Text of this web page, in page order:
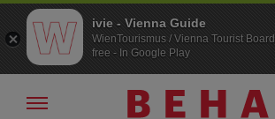
Показать/
ivie - Vienna Guide
WienTourismus / Vienna Tourist Board
free - In Google Play